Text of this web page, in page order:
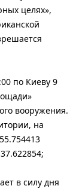
целях»,
по Киеву 9
вооружения.
на
в силу дня